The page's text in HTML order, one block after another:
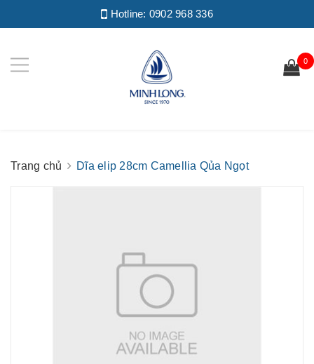
Hotline: 0902 968 336
0
Trang chủ Dĩa elip 28cm Camellia Qủa Ngọt